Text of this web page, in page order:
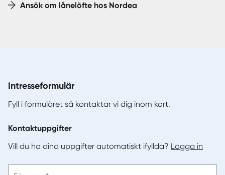
Ansök om lånelöfte hos Nordea
Intresseformulär
Fyll i formuläret så kontaktar vi dig inom kort.
Kontaktuppgifter
Vill du ha dina uppgifter automatiskt ifyllda? Logga in